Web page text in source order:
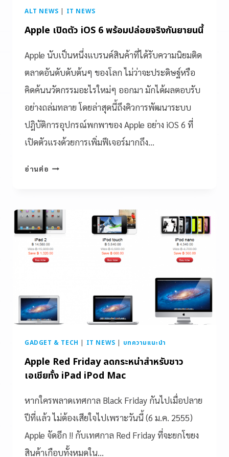
ALT NEWS | IT NEWS
Apple เปิดตัว iOS 6 พร้อมปล่อยจริงกันยายนนี้
Apple นับเป็นหนึ่งแบรนด์สินค้าที่ได้รับความนิยมติด
ตลาดอันดับดับต้นๆ ของโลก ไม่ว่าจะประดิษฐ์หรือ
คิดค้นนวัตกรรมอะไรใหม่ๆ ออกมา มักได้ผลตอบรับ
อย่างถล่มทลาย โดยล่าสุดนี้ถึงคิวการพัฒนาระบบ
ปฎิบัติการอุปกรณ์พกพาของ Apple อย่าง iOS 6 ที่
เปิดตัวแรงด้วยการเพิ่มฟีเจอร์มากถึง…
อ่านต่อ
GADGET & TECH | IT NEWS | บทความแนะนำ
Apple Red Friday ลดกระหน่าสำหรับชาว
เอเชียทั้ง iPad iPod Mac
หากใครพลาดเทศกาล Black Friday กันไปเมื่อปลาย
ปีที่แล้ว ไม่ต้องเสียใจไปเพราะวันนี้ (6 ม.ค. 2555)
Apple จัดอีก !! กับเทศกาล Red Friday ที่จะยกโขยง
สินค้าเกือบทั้งหมดใน…